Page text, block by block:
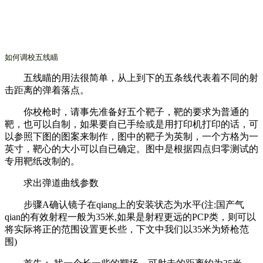
如何调校五线瞄
五线瞄的用法很简单，从上到下的五条线代表着不同的射
击距离的弹着落点。
你校枪时，请事先准备好五个靶子，靶的要求为普通的
靶，也可以自制，如果要自已手绘或是用打印机打印的话，可
以参照下图的图案来制作，图中的靶子为英制，一个方格为一
英寸，靶心的大小可以自已确定。图中是根据四点归零测试的
专用靶纸改制的。
求出弹道曲线参数
步骤A确认镜子在qiang上的安装状态为水平(注:国产气
qian的有效射程一般为35米,如果是射程更远的PCP类，则可以
将实际将正的范围设置更长些，下文中我们以35米为矫枪范
围)